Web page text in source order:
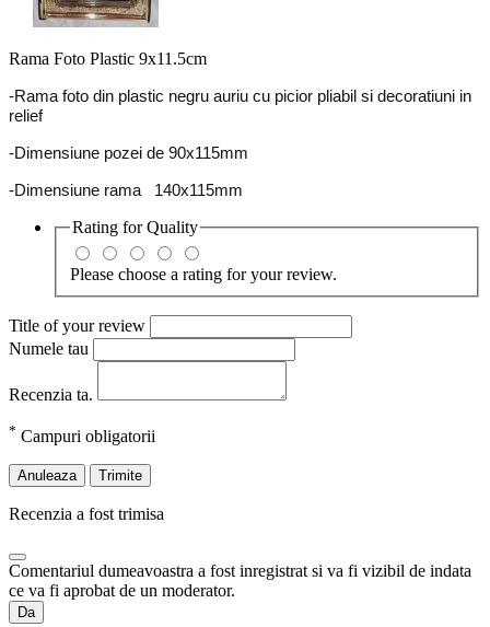
Rama Foto Plastic 9x11.5cm
-Rama foto din plastic negru auriu cu picior pliabil si decoratiuni in
relief
-Dimensiune pozei de 90x115mm
-Dimensiune rama 140x115mm
Rating forQuality
Please choose a rating for your review.
Title of your review
Numele tau
Recenzia ta.
* Campuri obligatorii
Anuleaza Trimite
Recenzia a fost trimisa
Comentariul dumeavoastra a fost inregistrat si va fi vizibil de indata
ce va fi aprobat de un moderator.
Da